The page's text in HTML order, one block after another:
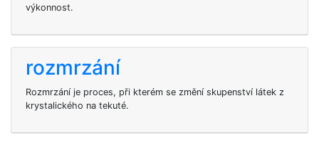
výkonnost.
rozmrzání
Rozmrzání je proces, při kterém se změní skupenství látek z
krystalického na tekuté.